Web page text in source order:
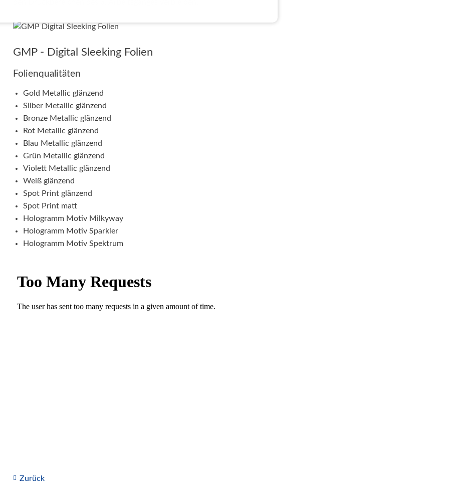
GMP - Digital Sleeking Folien
Folienqualitäten
Gold Metallic glänzend
Silber Metallic glänzend
Bronze Metallic glänzend
Rot Metallic glänzend
Blau Metallic glänzend
Grün Metallic glänzend
Violett Metallic glänzend
Weiß glänzend
Spot Print glänzend
Spot Print matt
Hologramm Motiv Milkyway
Hologramm Motiv Sparkler
Hologramm Motiv Spektrum
Zurück